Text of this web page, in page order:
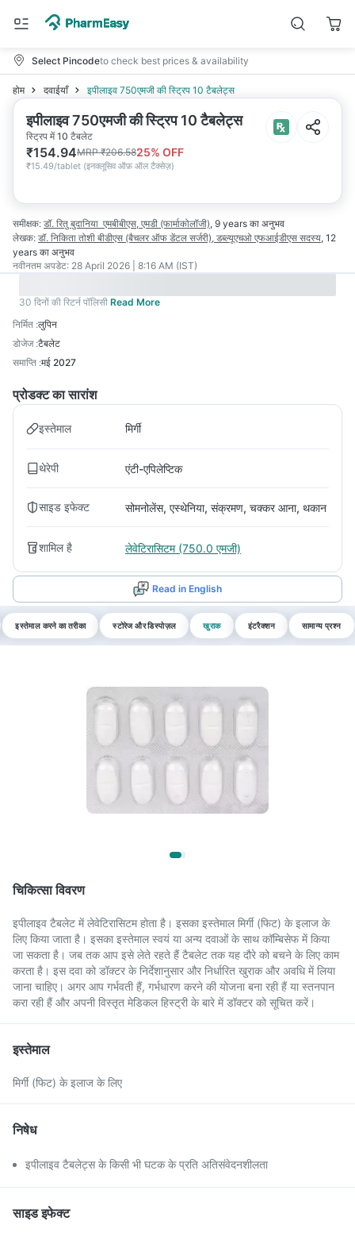
Select Pincodeto check best prices & availability
होम दवाईयाँ इपीलाइव 750एमजी की स्ट्रिप 10 टैबलेट्स
इपीलाइव 750एमजी की स्ट्रिप 10 टैबलेट्स
स्ट्रिप में 10 टैबलेट
₹154.94MRP₹206.5825% OFF
₹15.49/tablet (इनक्लूसिव ऑफ़ ऑल टैक्सेज़)
समीक्षक: डॉ. रितु बुदानिया एमबीबीएस, एमडी (फार्माकोलॉजी), 9 years का अनुभव
लेखक: डॉ. निकिता तोशी बीडीएस (बैचलर ऑफ डेंटल सर्जरी), डब्ल्यूएचओ एफआईडीएस सदस्य, 12
years का अनुभव
नवीनतम अपडेट: 28 April 2026 | 8:16 AM (IST)
30 दिनों की रिटर्न पॉलिसी Read More
निर्मित :लुपिन
डोजेज :टैबलेट
समाप्ति :मई 2027
प्रोडक्ट का सारांश
इस्तेमाल मिर्गी
थेरेपी एंटी-एपिलेप्टिक
साइड इफेक्ट सोमनोलेंस, एस्थेनिया, संक्रमण, चक्कर आना, थकान
शामिल है लेवेटिरासिटम (750.0 एमजी)
Read in English
इस्तेमाल करने का तरीका स्टोरेज और डिस्पोज़ल खुराक इंटरैक्शन सामान्य प्रश्न
चिकित्सा विवरण
इपीलाइव टैबलेट में लेवेटिरासिटम होता है। इसका इस्तेमाल मिर्गी (फिट) के इलाज के
लिए किया जाता है। इसका इस्तेमाल स्वयं या अन्य दवाओं के साथ कॉम्बिसेफ में किया
जा सकता है। जब तक आप इसे लेते रहते हैं टैबलेट तक यह दौरे को बचने के लिए काम
करता है। इस दवा को डॉक्टर के निर्देशानुसार और निर्धारित खुराक और अवधि में लिया
जाना चाहिए। अगर आप गर्भवती हैं, गर्भधारण करने की योजना बना रही हैं या स्तनपान
करा रही हैं और अपनी विस्तृत मेडिकल हिस्ट्री के बारे में डॉक्टर को सूचित करें।
इस्तेमाल
मिर्गी (फिट) के इलाज के लिए
निषेध
इपीलाइव टैबलेट्स के किसी भी घटक के प्रति अतिसंवेदनशीलता
साइड इफेक्ट